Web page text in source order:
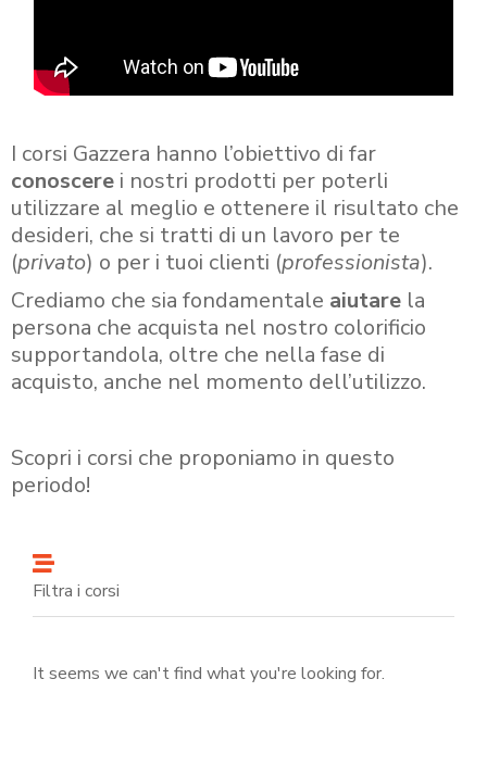
I corsi Gazzera hanno l’obiettivo di far
conoscere i nostri prodotti per poterli
utilizzare al meglio e ottenere il risultato che
desideri, che si tratti di un lavoro per te
(privato) o per i tuoi clienti (professionista).
Crediamo che sia fondamentale aiutare la
persona che acquista nel nostro colorificio
supportandola, oltre che nella fase di
acquisto, anche nel momento dell’utilizzo.
Scopri i corsi che proponiamo in questo
periodo!
Filtra i corsi
It seems we can't find what you're looking for.